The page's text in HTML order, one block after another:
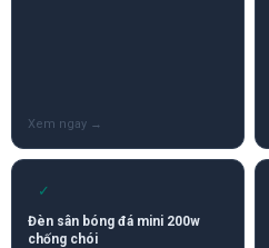
✓
Đèn sân bóng đá mini 200w
chống chói